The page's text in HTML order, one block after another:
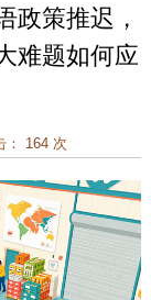
政策推迟，
难题如何应
： 164 次